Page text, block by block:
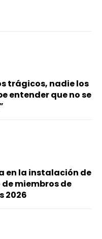
trágicos, nadie los
entender que no se
en la instalación de
de miembros de
2026